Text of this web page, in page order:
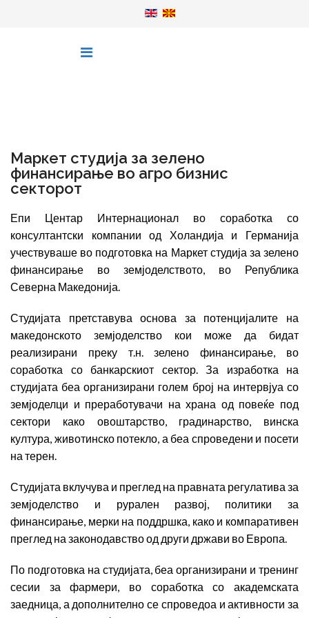
Маркет студија за зелено
финансирање во агро бизнис
секторот
Епи Центар Интернационал во соработка со
консултантски компании од Холандија и Германија
учествуваше во подготовка на Маркет студија за зелено
финансирање во земјоделството, во Република
Северна Македонија.
Студијата претставува основа за потенцијалите на
македонското земјоделство кои може да бидат
реализирани преку т.н. зелено финансирање, во
соработка со банкарскиот сектор. За изработка на
студијата беа организирани голем број на интервјуа со
земјоделци и преработувачи на храна од повеќе под
сектори како овоштарство, градинарство, винска
култура, животинско потекло, а беа спроведени и посети
на терен.
Студијата вклучува и преглед на правната регулатива за
земјоделство и рурален развој, политики за
финансирање, мерки на поддршка, како и компаративен
преглед на законодавство од други држави во Европа.
По подготовка на студијата, беа организирани и тренинг
сесии за фармери, во соработка со академската
заедница, а дополнително се спроведоа и активности за